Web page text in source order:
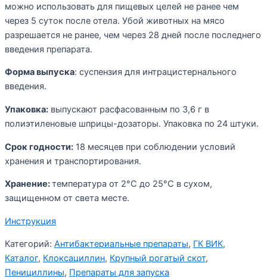
можно использовать для пищевых целей не ранее чем
через 5 суток после отела. Убой животных на мясо
разрешается не ранее, чем через 28 дней после последнего
введения препарата.
Форма выпуска: суспензия для интрацистернального
введения.
Упаковка: выпускают расфасованным по 3,6 г в
полиэтиленовые шприцы-дозаторы. Упаковка по 24 штуки.
Срок годности: 18 месяцев при соблюдении условий
хранения и транспортирования.
Хранение:температура от 2°C до 25°C в сухом,
защищенном от света месте.
Инструкция
Категорий: Антибактериальные препараты, ГК ВИК,
Каталог, Клоксациллин, Крупный рогатый скот,
Пенициллины, Препараты для запуска